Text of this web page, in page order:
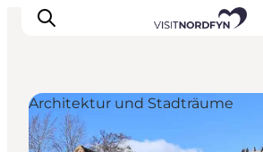
Architektur und Stadträume